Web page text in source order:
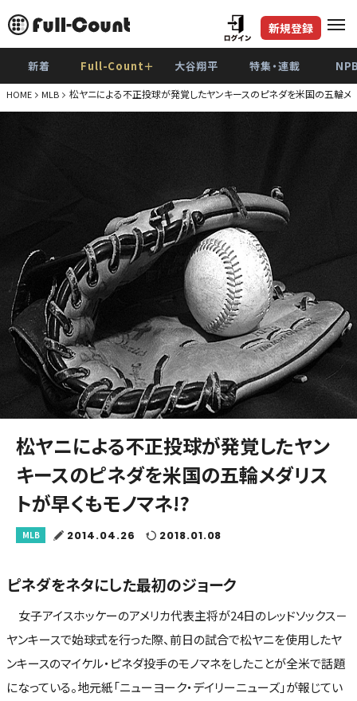
新規登録
新着 Full-Count＋ 大谷翔平 特集・連載
HOME MLB 松ヤニによる不正投球が発覚したヤンキースのピネダを米国の五輪メ
松ヤニによる不正投球が発覚したヤン
キースのピネダを米国の五輪メダリス
トが早くもモノマネ!?
MLB 2014.04.26 2018.01.08
ピネダをネタにした最初のジョーク
女子アイスホッケーのアメリカ代表主将が24日のレッドソックス－
ヤンキースで始球式を行った際、前日の試合で松ヤニを使用したヤ
ンキースのマイケル・ピネダ投手のモノマネをしたことが全米で話題
になっている。地元紙「ニューヨーク・デイリーニューズ」が報じてい